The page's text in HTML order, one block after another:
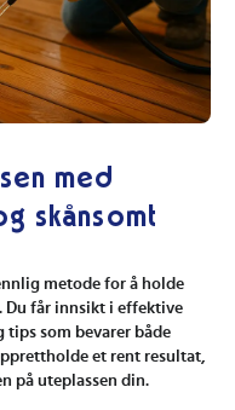
med
skånsomt
metode for å holde
Du får innsikt i effektive
tips som bevarer både
et rent resultat,
på uteplassen din.